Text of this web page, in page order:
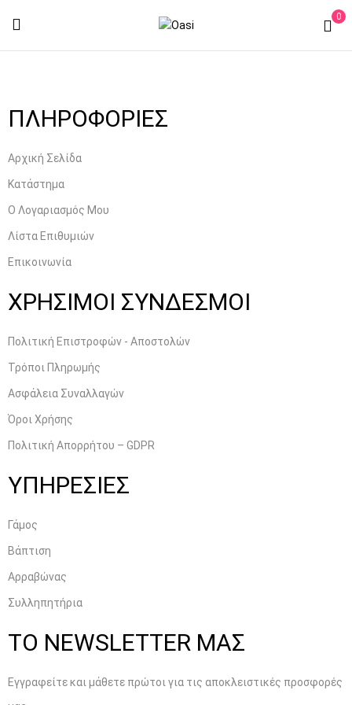
0
ΠΛΗΡΟΦΟΡΙΕΣ
Αρχική Σελίδα
Κατάστημα
Ο Λογαριασμός Μου
Λίστα Επιθυμιών
Επικοινωνία
ΧΡΗΣΙΜΟΙ ΣΥΝΔΕΣΜΟΙ
Πολιτική Επιστροφών - Αποστολών
Τρόποι Πληρωμής
Ασφάλεια Συναλλαγών
Όροι Χρήσης
Πολιτική Απορρήτου – GDPR
ΥΠΗΡΕΣΙΕΣ
Γάμος
Βάπτιση
Αρραβώνας
Συλληπητήρια
ΤΟ NEWSLETTER ΜΑΣ
Εγγραφείτε και μάθετε πρώτοι για τις αποκλειστικές προσφορές